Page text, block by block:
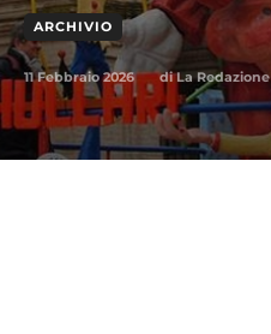
ARCHIVIO
11 Febbraio 2026 di La Redazione